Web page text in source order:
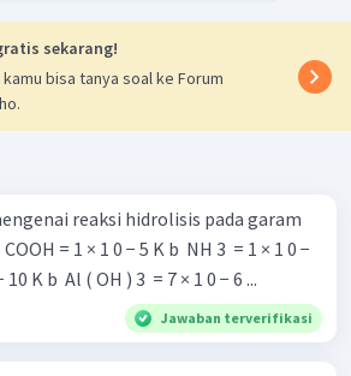
sekarang!
bisa tanya soal ke Forum
reaksi hidrolisis pada garam
5 K a ​ HCN = 6 × 1 0 − 10 K b ​ Al ( OH ) 3 ​ = 7 × 1 0 − 6 ...
Jawaban terverifikasi